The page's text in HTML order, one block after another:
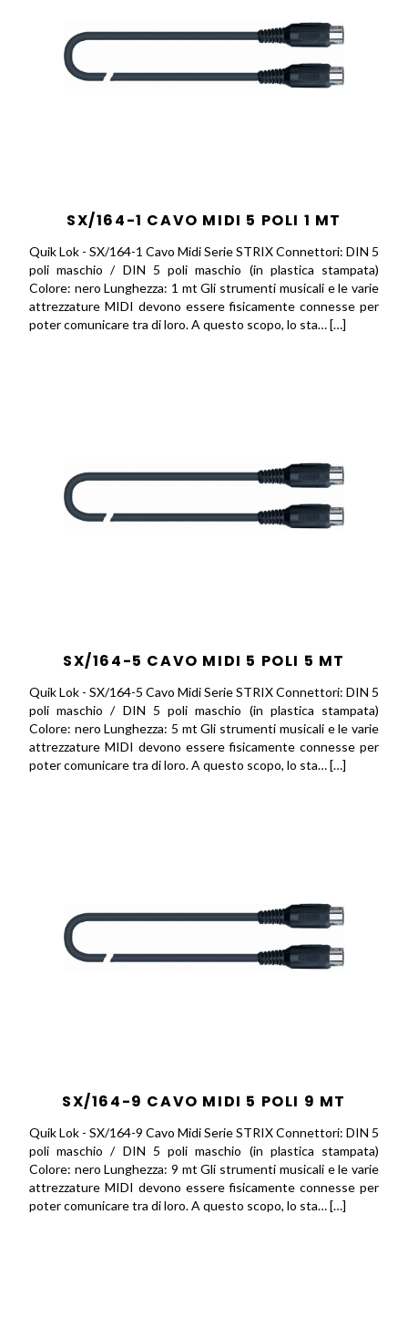
SX/164-1 CAVO MIDI 5 POLI 1 MT
Quik Lok - SX/164-1 Cavo Midi Serie STRIX Connettori: DIN 5
poli maschio / DIN 5 poli maschio (in plastica stampata)
Colore: nero Lunghezza: 1 mt Gli strumenti musicali e le varie
attrezzature MIDI devono essere fisicamente connesse per
poter comunicare tra di loro. A questo scopo, lo sta… […]
SX/164-5 CAVO MIDI 5 POLI 5 MT
Quik Lok - SX/164-5 Cavo Midi Serie STRIX Connettori: DIN 5
poli maschio / DIN 5 poli maschio (in plastica stampata)
Colore: nero Lunghezza: 5 mt Gli strumenti musicali e le varie
attrezzature MIDI devono essere fisicamente connesse per
poter comunicare tra di loro. A questo scopo, lo sta… […]
SX/164-9 CAVO MIDI 5 POLI 9 MT
Quik Lok - SX/164-9 Cavo Midi Serie STRIX Connettori: DIN 5
poli maschio / DIN 5 poli maschio (in plastica stampata)
Colore: nero Lunghezza: 9 mt Gli strumenti musicali e le varie
attrezzature MIDI devono essere fisicamente connesse per
poter comunicare tra di loro. A questo scopo, lo sta… […]